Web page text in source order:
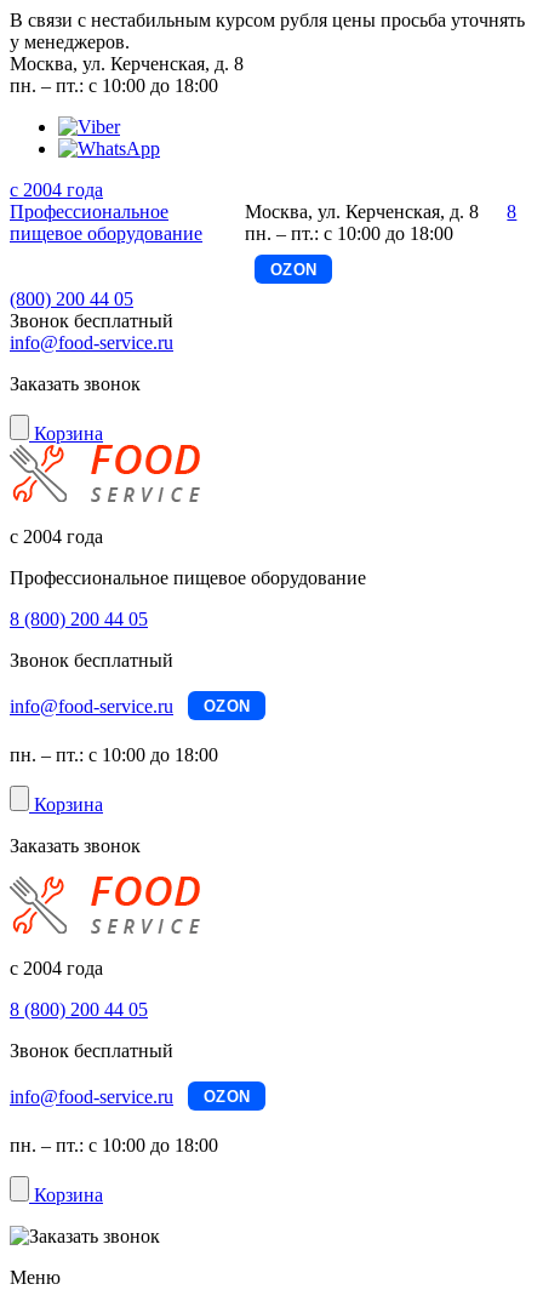
В связи с нестабильным курсом рубля цены просьба уточнять
у менеджеров.
Москва, ул. Керченская, д. 8
пн. – пт.: с 10:00 до 18:00
с 2004 года
Профессиональное
пищевое оборудование
Москва, ул. Керченская, д. 8
пн. – пт.: с 10:00 до 18:00
OZON
8
(800) 200 44 05
Звонок бесплатный
info@food-service.ru
Заказать звонок
Корзина
с 2004 года
Профессиональное пищевое оборудование
8 (800) 200 44 05
Звонок бесплатный
info@food-service.ru OZON
пн. – пт.: с 10:00 до 18:00
Корзина
Заказать звонок
с 2004 года
8 (800) 200 44 05
Звонок бесплатный
info@food-service.ru OZON
пн. – пт.: с 10:00 до 18:00
Корзина
Меню